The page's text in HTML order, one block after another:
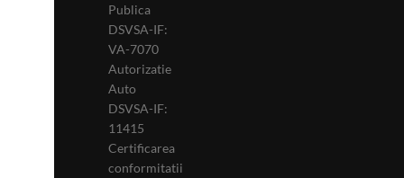
Publica
DSVSA-IF:
VA-7070
Autorizatie
Auto
DSVSA-IF:
11415
Certificarea
conformitatii